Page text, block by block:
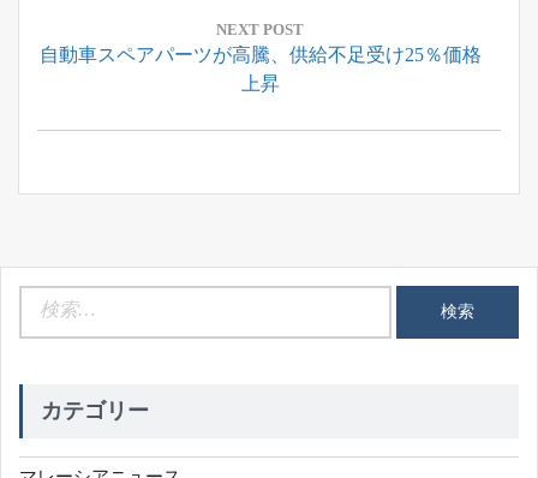
シ
ン
NEXT POST
Next
自動車スペアパーツが高騰、供給不足受け25％価格
上昇
カテゴリー